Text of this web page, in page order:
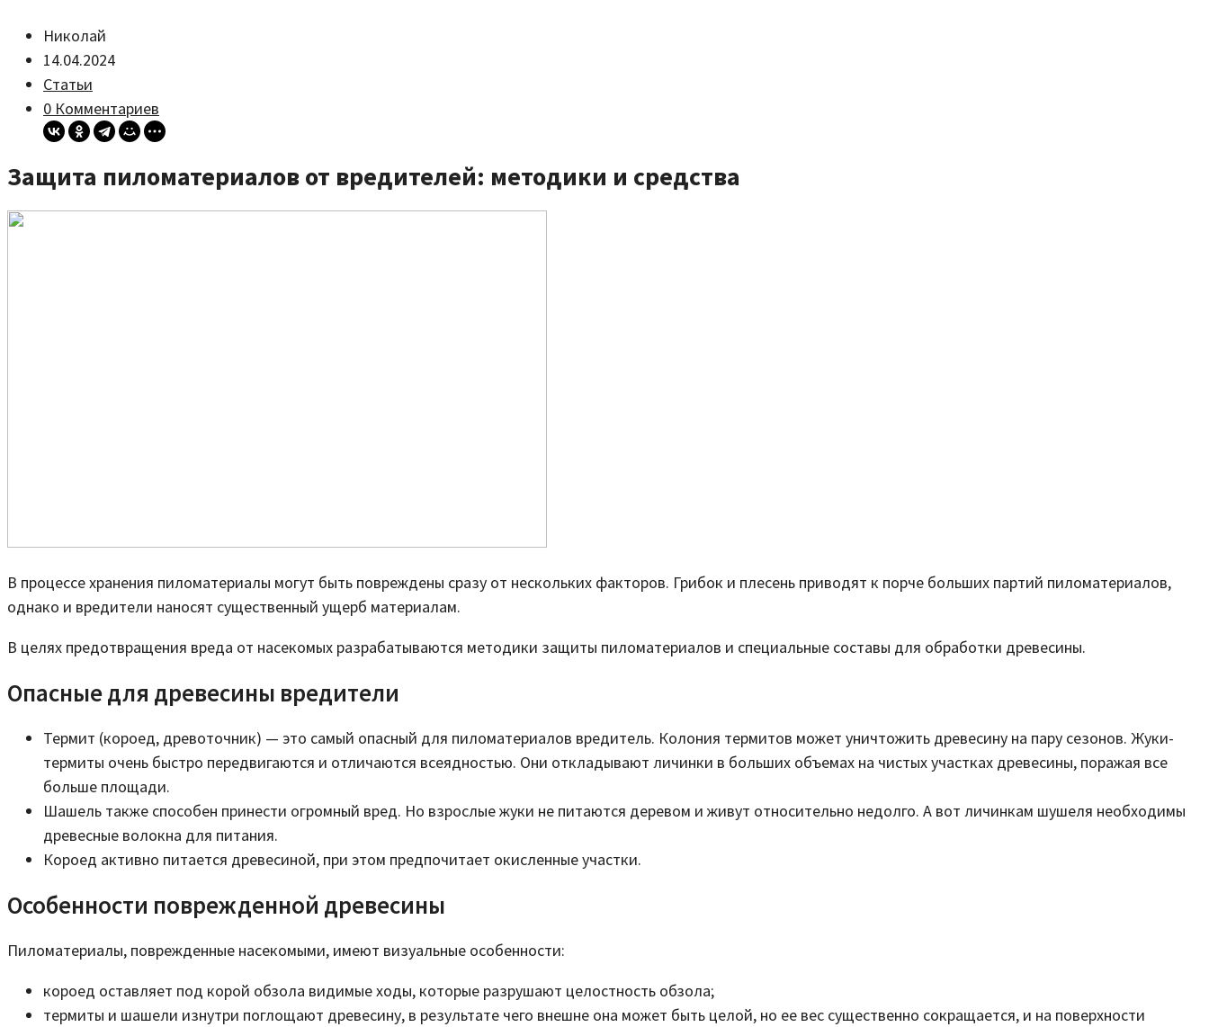
Николай
14.04.2024
Статьи
0 Комментариев
Защита пиломатериалов от вредителей: методики и средства
В процессе хранения пиломатериалы могут быть повреждены сразу от нескольких факторов. Грибок и плесень приводят к порче больших партий пиломатериалов,
однако и вредители наносят существенный ущерб материалам.
В целях предотвращения вреда от насекомых разрабатываются методики защиты пиломатериалов и специальные составы для обработки древесины.
Опасные для древесины вредители
Термит (короед, древоточник) — это самый опасный для пиломатериалов вредитель. Колония термитов может уничтожить древесину на пару сезонов. Жуки-
термиты очень быстро передвигаются и отличаются всеядностью. Они откладывают личинки в больших объемах на чистых участках древесины, поражая все
больше площади.
Шашель также способен принести огромный вред. Но взрослые жуки не питаются деревом и живут относительно недолго. А вот личинкам шушеля необходимы
древесные волокна для питания.
Короед активно питается древесиной, при этом предпочитает окисленные участки.
Особенности поврежденной древесины
Пиломатериалы, поврежденные насекомыми, имеют визуальные особенности:
короед оставляет под корой обзола видимые ходы, которые разрушают целостность обзола;
термиты и шашели изнутри поглощают древесину, в результате чего внешне она может быть целой, но ее вес существенно сокращается, и на поверхности